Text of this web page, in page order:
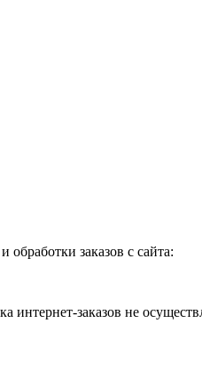
и обработки заказов с сайта:
заказов не